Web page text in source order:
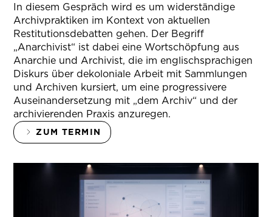
In diesem Gespräch wird es um widerständige
Archivpraktiken im Kontext von aktuellen
Restitutionsdebatten gehen. Der Begriff
„Anarchivist“ ist dabei eine Wortschöpfung aus
Anarchie und Archivist, die im englischsprachigen
Diskurs über dekoloniale Arbeit mit Sammlungen
und Archiven kursiert, um eine progressivere
Auseinandersetzung mit „dem Archiv“ und der
archivierenden Praxis anzuregen.
ZUM TERMIN